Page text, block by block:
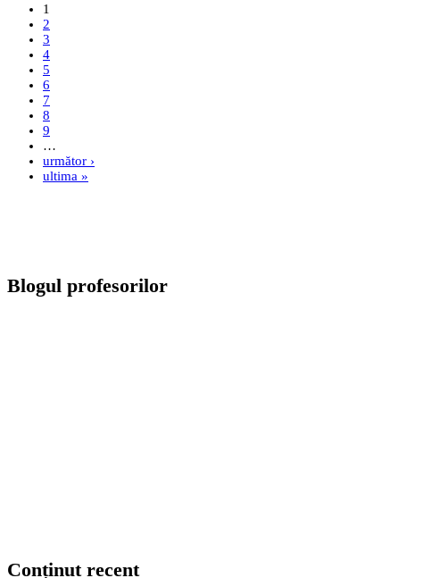
1
2
3
4
5
6
7
8
9
…
următor ›
ultima »
Blogul profesorilor
Conținut recent